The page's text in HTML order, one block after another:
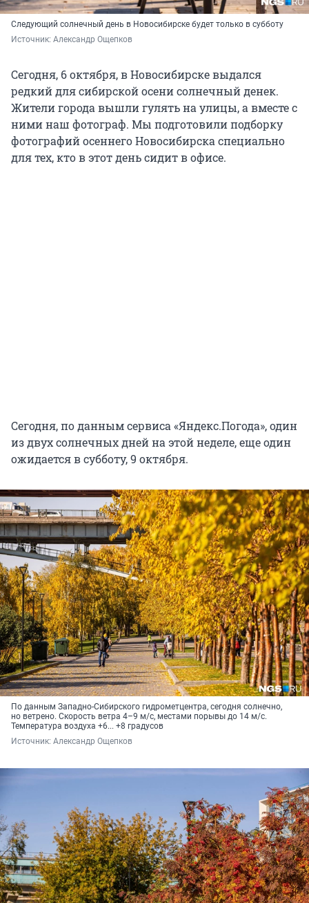
Следующий солнечный день в Новосибирске будет только в субботу
Источник: Александр Ощепков
Сегодня, 6 октября, в Новосибирске выдался
редкий для сибирской осени солнечный денек.
Жители города вышли гулять на улицы, а вместе с
ними наш фотограф. Мы подготовили подборку
фотографий осеннего Новосибирска специально
для тех, кто в этот день сидит в офисе.
Сегодня, по данным сервиса «Яндекс.Погода», один
из двух солнечных дней на этой неделе, еще один
ожидается в субботу, 9 октября.
По данным Западно-Сибирского гидрометцентра, сегодня солнечно,
но ветрено. Скорость ветра 4–9 м/с, местами порывы до 14 м/с.
Температура воздуха +6... +8 градусов
Источник: Александр Ощепков